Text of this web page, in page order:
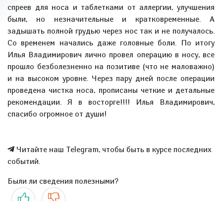
спреев для носа и таблетками от аллергии, улучшения
были, но незначительные и кратковременные. А
задышать полной грудью через нос так и не получалось.
Со временем начались даже головные боли. По итогу
Илья Владимирович лично провел операцию в носу, все
прошло безболезненно на позитиве (что не маловажно)
и на высоком уровне. Через пару дней после операции
проведена чистка носа, прописаны четкие и детальные
рекомендации. Я в восторге!!!! Илья Владимирович,
спасибо огромное от души!
Читайте наш Telegram, чтобы быть в курсе последних
событий.
Были ли сведения полезными?
Да Нет